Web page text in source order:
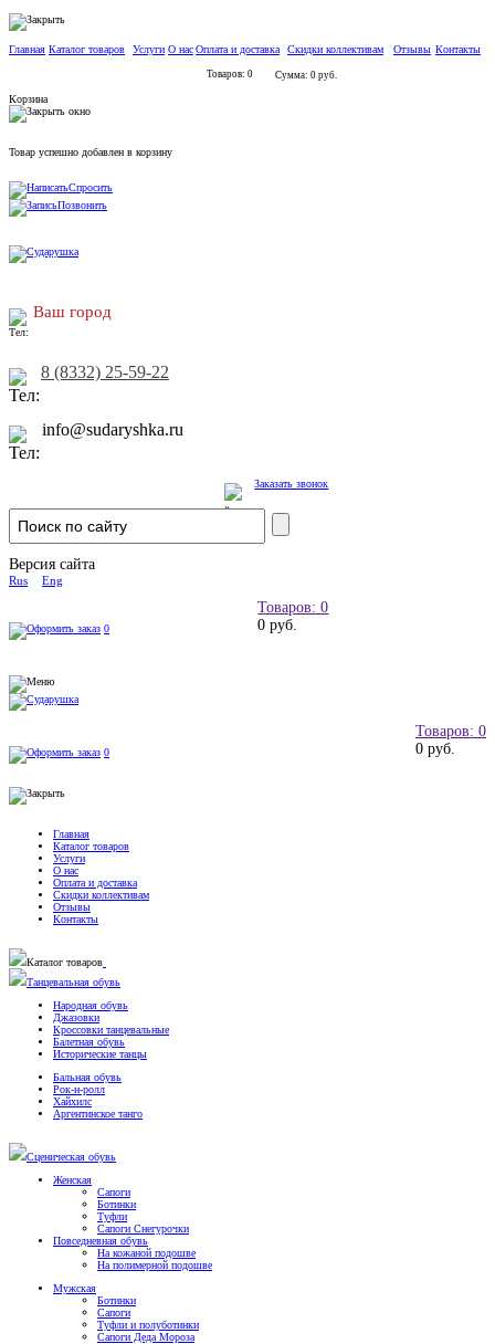
Главная Каталог товаров Услуги О насОплата и доставка Скидки коллективам Отзывы Контакты
Товаров: 0 Сумма: 0 руб.
Корзина
Товар успешно добавлен в корзину
Спросить
Позвонить
Ваш город
8 (8332) 25-59-22
info@sudaryshka.ru
Заказать звонок
Версия сайта
Rus Eng
Товаров: 0
0 руб.
0
Товаров: 0
0 руб.
0
Главная
Каталог товаров
Услуги
О нас
Оплата и доставка
Скидки коллективам
Отзывы
Контакты
Каталог товаров
Танцевальная обувь
Народная обувь
Джазовки
Кроссовки танцевальные
Балетная обувь
Исторические танцы
Бальная обувь
Рок-н-ролл
Хайхилс
Аргентинское танго
Сценическая обувь
Женская
Сапоги
Ботинки
Туфли
Сапоги Снегурочки
Повседневная обувь
На кожаной подошве
На полимерной подошве
Мужская
Ботинки
Сапоги
Туфли и полуботинки
Сапоги Деда Мороза